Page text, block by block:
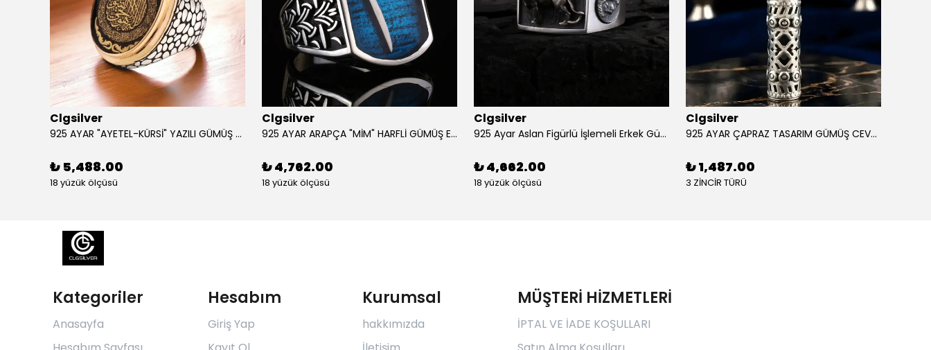
Clgsilver
925 AYAR "AYETEL-KÜRSİ" YAZILI GÜMÜŞ ERKEK YÜZÜK
₺ 5,488.00
18 yüzük ölçüsü
Clgsilver
925 AYAR ARAPÇA "MİM" HARFLİ GÜMÜŞ ERKEK YÜZÜK
₺ 4,762.00
18 yüzük ölçüsü
Clgsilver
925 Ayar Aslan Figürlü İşlemeli Erkek Gümüş Yüzük
₺ 4,662.00
18 yüzük ölçüsü
Clgsilver
925 AYAR ÇAPRAZ TASARIM GÜMÜŞ CEVŞEN
₺ 1,487.00
3 ZİNCİR TÜRÜ
Kategoriler
Anasayfa
Hesabım
Giriş Yap
Kurumsal
hakkımızda
MÜŞTERİ HİZMETLERİ
İPTAL VE İADE KOŞULLARI